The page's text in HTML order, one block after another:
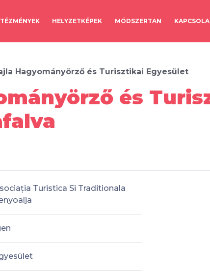
HELYZETKÉPEK MÓDSZERTAN
Hagyományörző és Turisztikai Egyesület
és
Turistica Si Traditionala